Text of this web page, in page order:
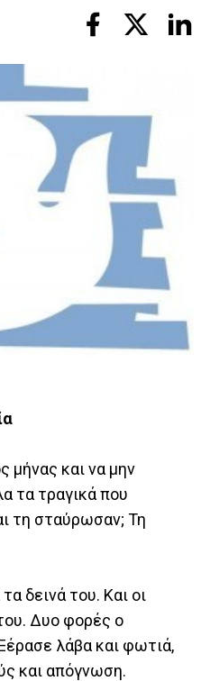
μήνας και να μην
τα τραγικά που
τη σταύρωσαν; Τη
δεινά του. Και οι
Δυο φορές ο
λάβα και φωτιά,
και απόγνωση.